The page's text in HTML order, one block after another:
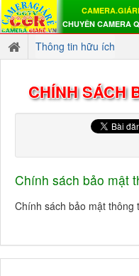
CHUYÊN CAMERA
Thông tin hữu ích
CHÍNH SÁCH
Chính sách bảo mật
Chính sách bảo mật thông